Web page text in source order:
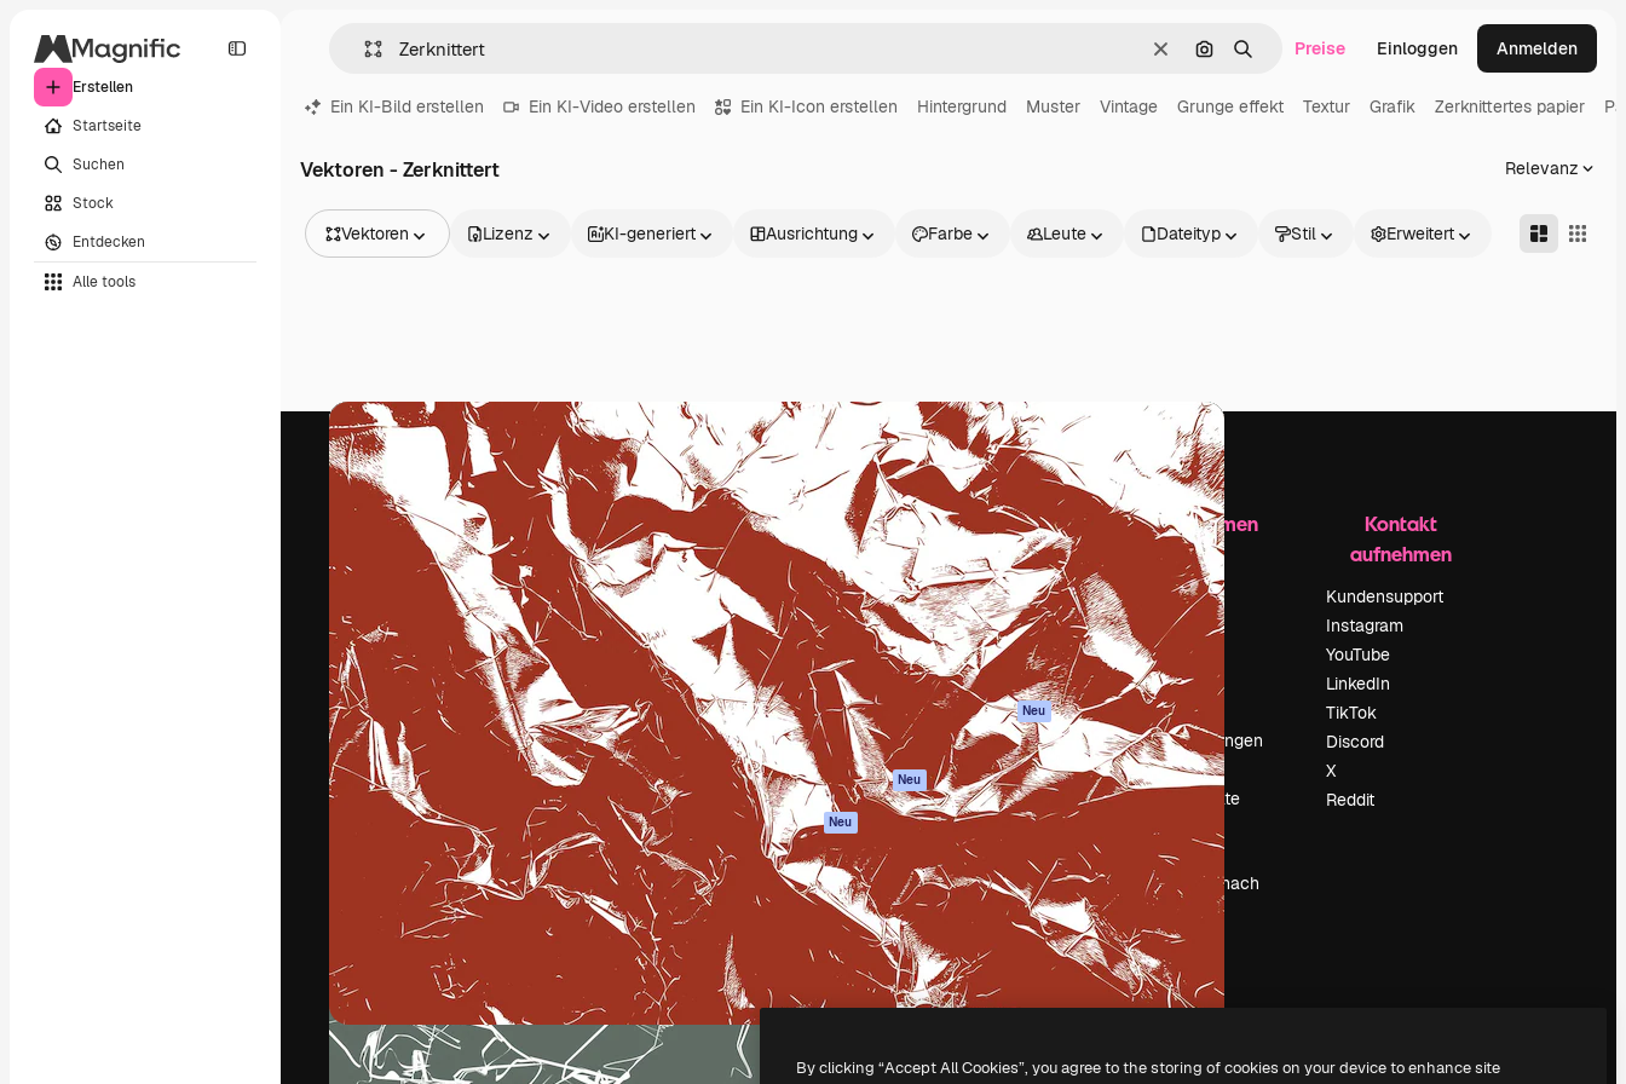
Erstellen
Startseite
Suchen
Stock
Entdecken
Alle tools
LöschenNach Bild suchen
SuchenPreise Einloggen Anmelden
Ein KI-Bild erstellen Ein KI-Video erstellen Ein KI-Icon erstellen Hintergrund Muster Vintage Grunge effekt Textur Grafik Zerknittertes papier
Vektoren - Zerknittert Relevanz
Vektoren
Videos
Filmmaterial
Motion Graphics
Videovorlagen
3D-Modelle
Lizenz KI-generiert Ausrichtung Farbe Leute Dateityp Stil Erweitert
Die kreative Plattform, um deine beste
Arbeit zu verwirklichen. Mehr als 1 Million
Abonnenten unter Kreativen, Unternehmen,
Agenturen und Studios.
Deutsch
Produkte
Spaces
KI-Assistent
KI-Bildgenerator
KI-Videogenerator
KI-
Stimmengenerator
Stock-Inhalte
MCP für
Claude/ChatGPT
Neu
Agenten Neu
API
Mobile App
Alle Magnific-Tools
Loslegen
Academy
Dokumentation
Support
AGB
Datenschutzerklärung
Originale Neu
Cookie-Richtlinie
Vertrauenszentrum
Partner
Unternehmen
Unternehmen
Über uns
Reviews
Karriere
Suchtrends
Blog
Veranstaltungen
Slidesgo
Deine Inhalte
Pressesaal
Suchst du nach
magnific.ai
Kontakt
aufnehmen
Kundensupport
Instagram
YouTube
LinkedIn
TikTok
Discord
X
Reddit
Copyright © 2010- 2026 Freepik Company S.L.U. Alle Rechte vorbehalten.
By clicking “Accept All Cookies”, you agree to the storing of cookies on your device to enhance site